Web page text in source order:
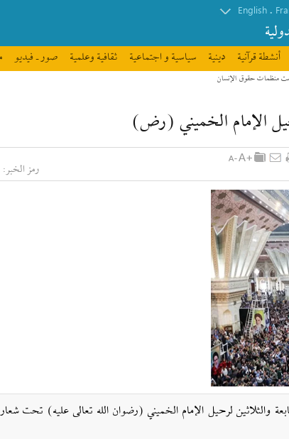
.
English
أنشطة قرآنیة دينية سیاسیة و اجتماعیة ثقافیة وعلمیة صور ـ فيديو
رمز الخبر:
والثلاثين لرحيل الإمام الخميني (رضوان الله تعالى عليه) تحت شعار